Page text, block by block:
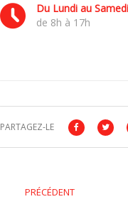
Du Lundi au Samedi
de 8h à 17h
PARTAGEZ-LE
PRÉCÉDENT